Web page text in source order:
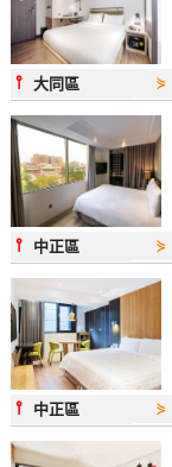
玩
樂
地
圖
顧
客
服
務
顧
客
滿
意
度
⫯大同區 ⋟
⫯ 中正區 ⋟
⫯ 中正區 ⋟